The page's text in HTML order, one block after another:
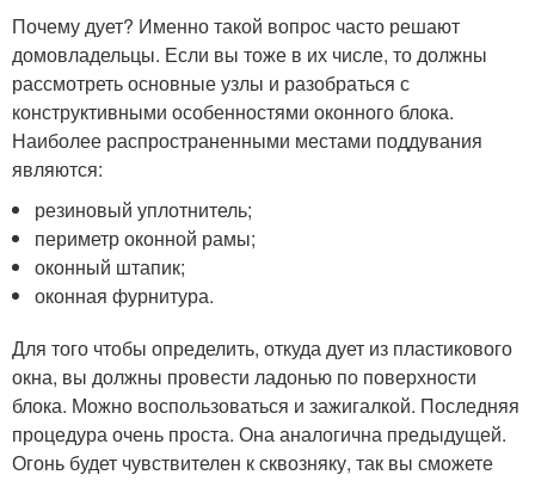
Почему дует? Именно такой вопрос часто решают
домовладельцы. Если вы тоже в их числе, то должны
рассмотреть основные узлы и разобраться с
конструктивными особенностями оконного блока.
Наиболее распространенными местами поддувания
являются:
резиновый уплотнитель;
периметр оконной рамы;
оконный штапик;
оконная фурнитура.
Для того чтобы определить, откуда дует из пластикового
окна, вы должны провести ладонью по поверхности
блока. Можно воспользоваться и зажигалкой. Последняя
процедура очень проста. Она аналогична предыдущей.
Огонь будет чувствителен к сквозняку, так вы сможете